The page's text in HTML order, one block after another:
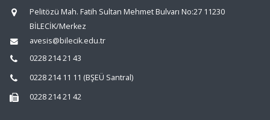
Pelitözü Mah. Fatih Sultan Mehmet Bulvarı No:27 11230
BİLECİK/Merkez
avesis@bilecik.edu.tr
0228 214 21 43
0228 214 11 11 (BŞEÜ Santral)
0228 214 21 42